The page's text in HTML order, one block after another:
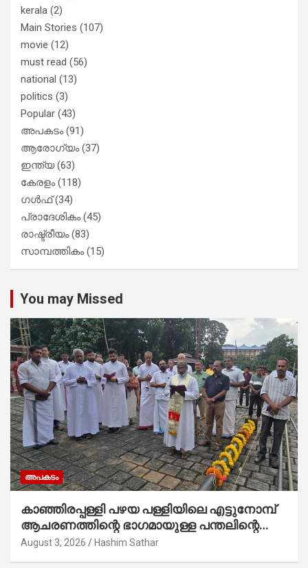
kerala (2)
Main Stories (107)
movie (12)
must read (56)
national (13)
politics (3)
Popular (43)
അപകടം(91)
ആരോഗ്യം(37)
ഇന്ത്യ(63)
കേരളം(118)
ഗൾഫ്(34)
പ്രാദേശികം(45)
രാഷ്ട്രീയം(83)
സാമ്പത്തികം(15)
You may Missed
അപകടം
കാഞ്ഞിരപ്പള്ളി പഴയ പള്ളിയിലെ എട്ടുനോമ്പ്
ആചരണത്തിന്റെ ഭാഗമായുള്ള പന്തലിന്റെ
കാൽനാട്ട് കർമ്മം ആർച്ച് പ്രീസ്റ്റ് വെരി.
August 3, 2026 Hashim Sathar